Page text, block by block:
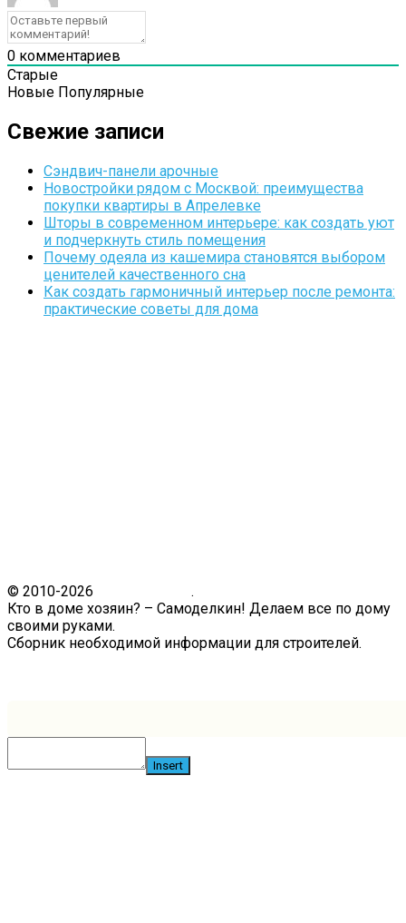
0 комментариев
Старые
Новые Популярные
Свежие записи
Сэндвич-панели арочные
Новостройки рядом с Москвой: преимущества
покупки квартиры в Апрелевке
Шторы в современном интерьере: как создать уют
и подчеркнуть стиль помещения
Почему одеяла из кашемира становятся выбором
ценителей качественного сна
Как создать гармоничный интерьер после ремонта:
практические советы для дома
© 2010-2026
.
Кто в доме хозяин? – Самоделкин! Делаем все по дому
своими руками.
Сборник необходимой информации для строителей.
Insert